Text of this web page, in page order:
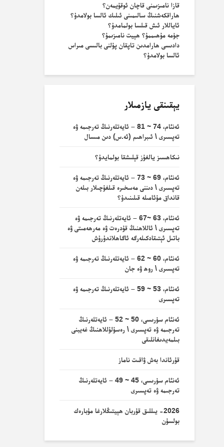
قازا نامىزىمنى قاچان ئوقۇيمەن؟
ھاراقكەشنىڭ سالىمىنى ئىلىك ئالسا بولامدۇ؟
ئاياللار ئىش قىلسا بولمامدۇ؟
جۈمە مۇھىممۇ؟ ھېيت نامىزىمۇ؟
دادىسى ھارامدىن تاپقان پۇلنى بالىسى مىراس
ئالسا بولامدۇ؟
يېقىنقى يازمىلار
ئەنئام، 74 ~ 81 – ئايەتلەرنىڭ تەرجىمە ۋە
تەپسىرى \ ئىبراھىم (ئە.س) دىن مىسال
نىكاھسىز يالغۇز قېلىشقا بولمايدۇ؟
ئەنئام، 69 ~ 73 – ئايەتلەرنىڭ تەرجىمە ۋە
تەپسىرى \ دىننى مەسخىرە قىلغۇچىلار بىلەن
قانداق مۇئامىلە قىلىنىدۇ؟
ئەنئام، 63 ~67 – ئايەتلەرنىڭ تەرجىمە ۋە
تەپسىرى \ ئاللاھنىڭ قۇدرەت ۋە مەرھەمىتى ۋە
باتىل ئېتىقادكىلەرگە ئاگاھلاندۇرۇش
ئەنئام، 60 ~ 62 – ئايەتلەرنىڭ تەرجىمە ۋە
تەپسىرى \ روھ ۋە جان
ئەنئام، 53 ~ 59 – ئايەتلەرنىڭ تەرجىمە ۋە
تەپسىرى
ئەنئام سۈرىسى، 50 ~ 52 – ئايەتلەرنىڭ
تەرجىمە ۋە تەپسىرى \ رەسۇلۇللاھنىڭ غەيبنى
بىلمەيدىغانلىقى
قۇرئاندا بەش ۋاقىت ناماز
ئەنئام سۈرىسى، 45 ~ 49 – ئايەتلەرنىڭ
تەرجىمە ۋە تەپسىرى
2026- يىللىق قۇربان ھېيتىڭلارغا مۇبارەك
بولسۇن